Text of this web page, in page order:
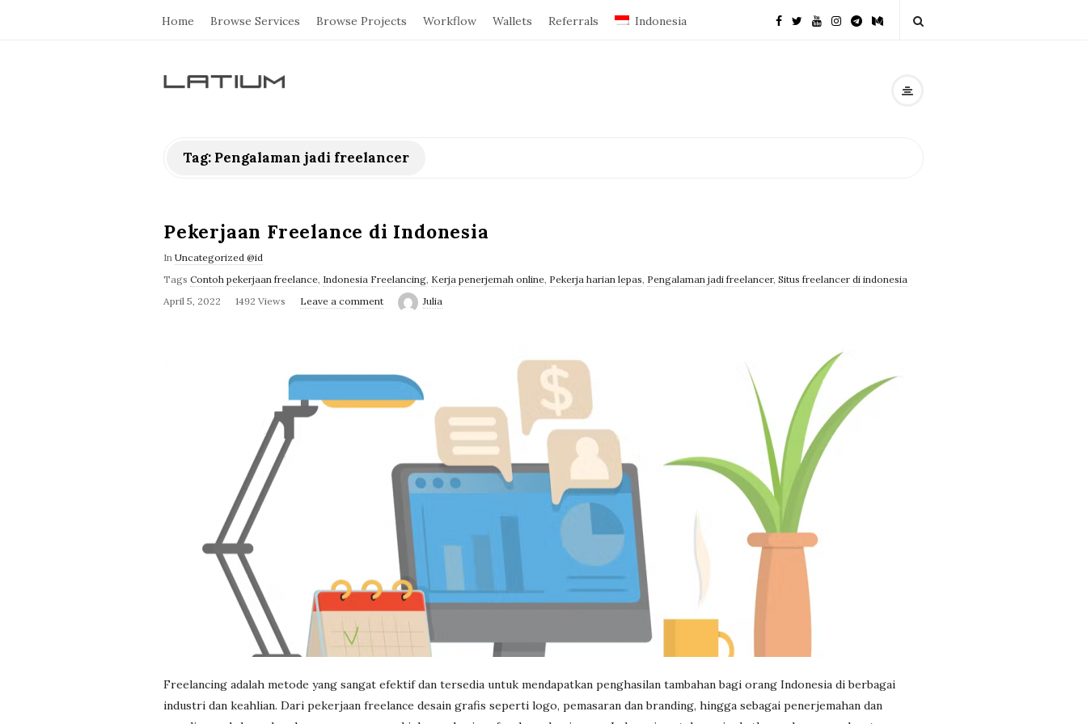
Home Browse Services Browse Projects Workflow Wallets Referrals Indonesia
L
i
u
m
n
Tag: Pengalaman jadi freelancer
Pekerjaan Freelance di Indonesia
In Uncategorized @id
Tags Contoh pekerjaan freelance, Indonesia Freelancing, Kerja penerjemah online, Pekerja harian lepas, Pengalaman jadi freelancer, Situs freelancer di indonesia
April 5, 2022
1492 Views Leave a comment Julia
Freelancing adalah metode yang sangat efektif dan tersedia untuk mendapatkan penghasilan tambahan bagi orang Indonesia di berbagai
industri dan keahlian. Dari pekerjaan freelance desain grafis seperti logo, pemasaran dan branding, hingga sebagai penerjemahan dan